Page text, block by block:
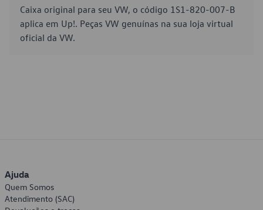
Caixa original para seu VW, o código 1S1-820-007-B
aplica em Up!. Peças VW genuínas na sua loja virtual
oficial da VW.
Ajuda
Quem Somos
Atendimento (SAC)